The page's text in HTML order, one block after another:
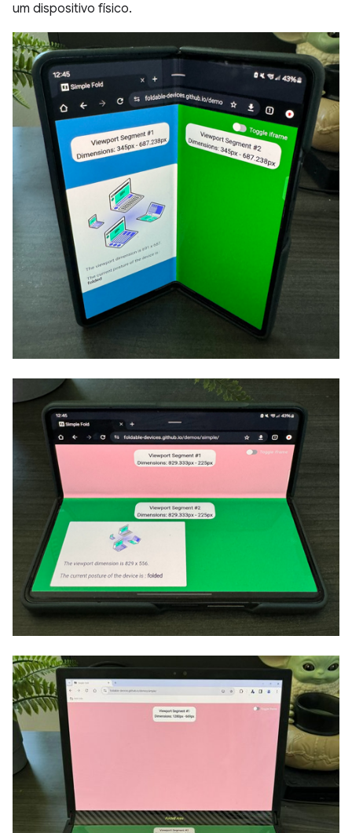
um dispositivo físico.